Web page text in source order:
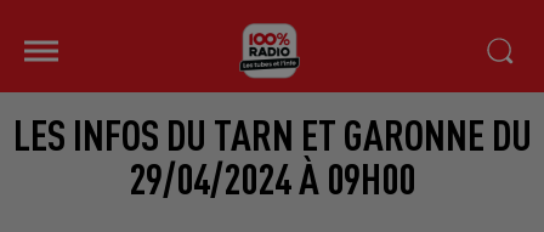
LES INFOS DU TARN ET GARONNE DU
29/04/2024 À 09H00